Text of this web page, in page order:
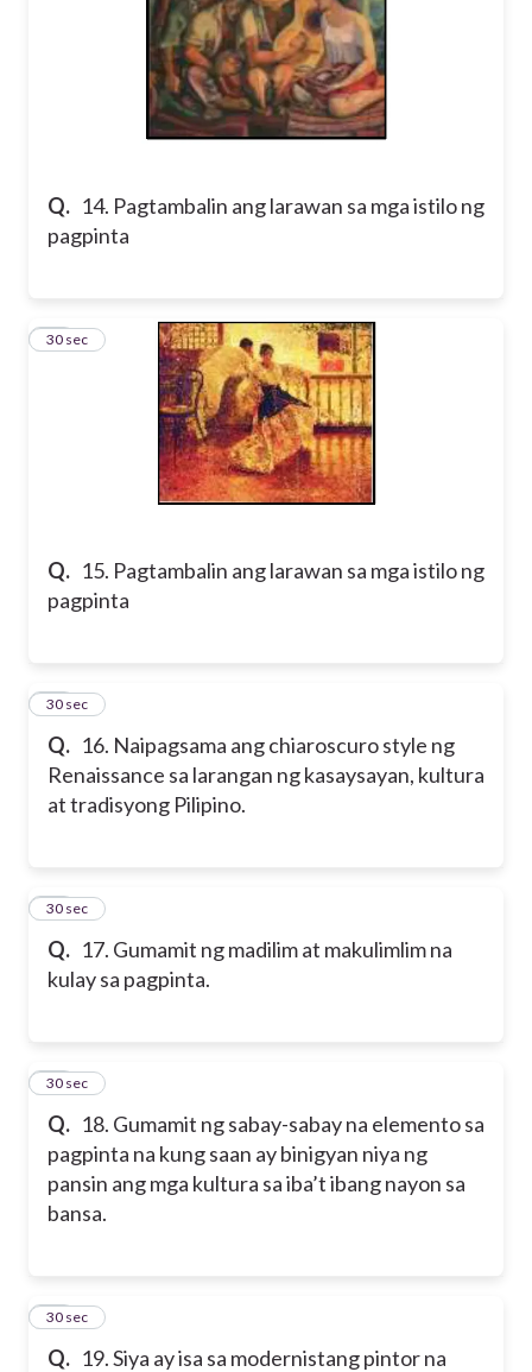
Q. 14. Pagtambalin ang larawan sa mga istilo ng
pagpinta
Q. 15. Pagtambalin ang larawan sa mga istilo ng
pagpinta
15
30 sec
Q. 16. Naipagsama ang chiaroscuro style ng
Renaissance sa larangan ng kasaysayan, kultura
at tradisyong Pilipino.
16
30 sec
Q. 17. Gumamit ng madilim at makulimlim na
kulay sa pagpinta.
17
30 sec
Q. 18. Gumamit ng sabay-sabay na elemento sa
pagpinta na kung saan ay binigyan niya ng
pansin ang mga kultura sa iba’t ibang nayon sa
bansa.
18
30 sec
Q. 19. Siya ay isa sa modernistang pintor na
19
30 sec